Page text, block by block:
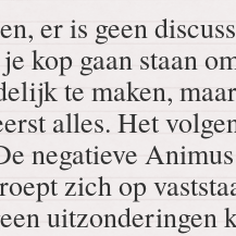
er is geen
kop gaan staan
te maken,
alles. Het
negatieve
zich op
uitzonderingen